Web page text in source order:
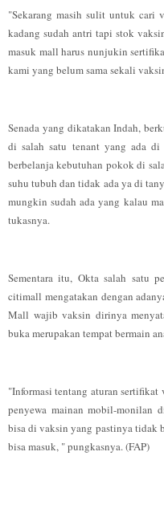
"Sekarang masih sulit untuk cari
kadang sudah antri tapi stok
masuk mall harus nunjukin
kami yang belum sama sekali
Senada yang dikatakan Indah,
di salah satu tenant yang ada
berbelanja kebutuhan pokok di
suhu tubuh dan tidak ada ya di
mungkin sudah ada yang kalau
tukasnya.
Sementara itu, Okta salah satu
citimall mengatakan dengan
Mall wajib vaksin dirinya
buka merupakan tempat bermain
"Informasi tentang aturan
penyewa mainan mobil-monilan
bisa di vaksin yang pastinya tidak
bisa masuk, " pungkasnya. (FAP)